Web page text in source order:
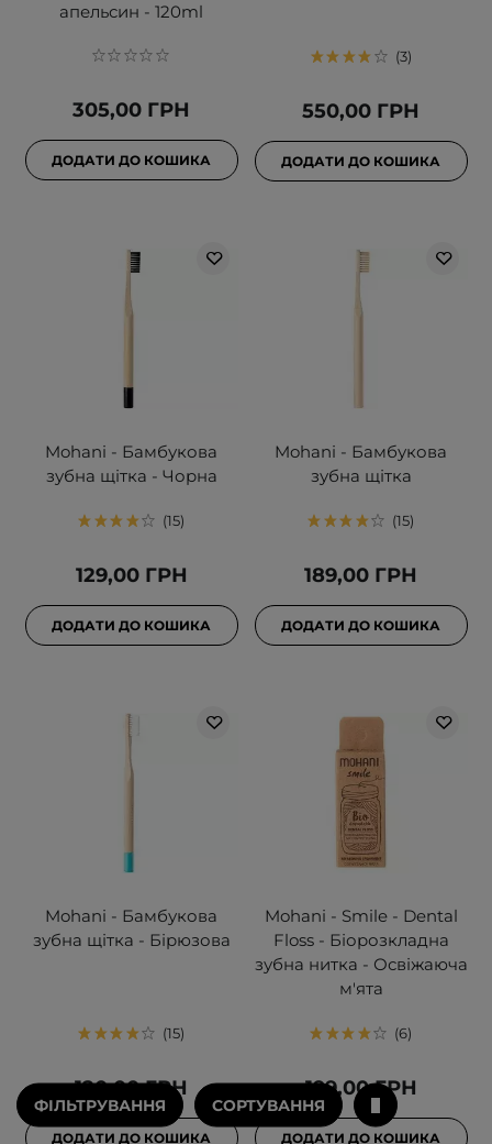
апельсин - 120ml
305,00 ГРН
ДОДАТИ ДО КОШИКА
3
550,00 ГРН
ДОДАТИ ДО КОШИКА
Mohani - Бамбукова
зубна щітка - Чорна
15
129,00 ГРН
ДОДАТИ ДО КОШИКА
Mohani - Бамбукова
зубна щітка
15
189,00 ГРН
ДОДАТИ ДО КОШИКА
Mohani - Бамбукова
зубна щітка - Бірюзова
15
120,00 ГРН
ДОДАТИ ДО КОШИКА
Mohani - Smile - Dental
Floss - Біорозкладна
зубна нитка - Освіжаюча
м'ята
6
199,00 ГРН
ДОДАТИ ДО КОШИКА
ФІЛЬТРУВАННЯ СОРТУВАННЯ